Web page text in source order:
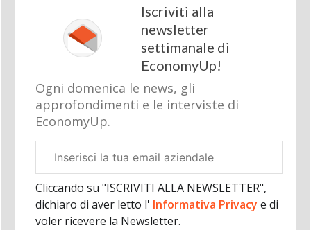
Iscriviti alla
newsletter
settimanale di
EconomyUp!
Ogni domenica le news, gli
approfondimenti e le interviste di
EconomyUp.
aziendale
Cliccando su "ISCRIVITI ALLA NEWSLETTER",
dichiaro di aver letto l' Informativa Privacy e di
voler ricevere la Newsletter.